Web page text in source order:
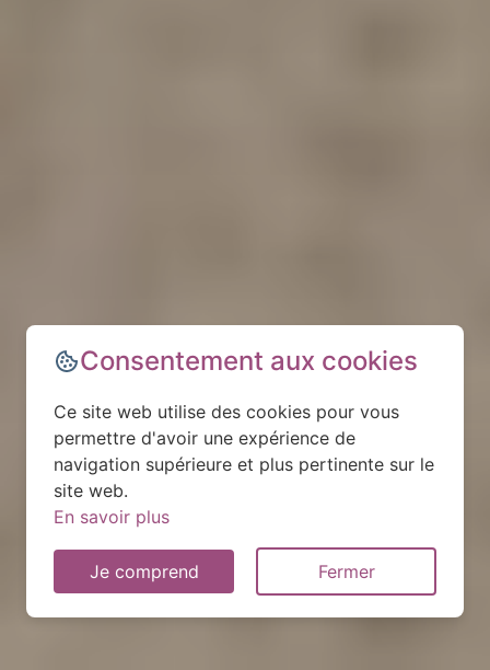
Consentement aux cookies
Ce site web utilise des cookies pour vous
permettre d'avoir une expérience de
navigation supérieure et plus pertinente sur le
site web.
En savoir plus
Je comprend Fermer